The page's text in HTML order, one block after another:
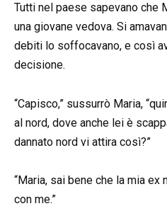
Tutti nel paese sapevano che
una giovane vedova. Si
debiti lo soffocavano, e così
decisione.
“Capisco,” sussurrò Maria,
al nord, dove anche lei è
dannato nord vi attira così?”
“Maria, sai bene che la mia ex
con me.”